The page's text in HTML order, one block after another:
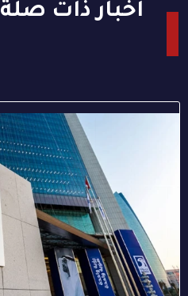
أخبار ذات صلة